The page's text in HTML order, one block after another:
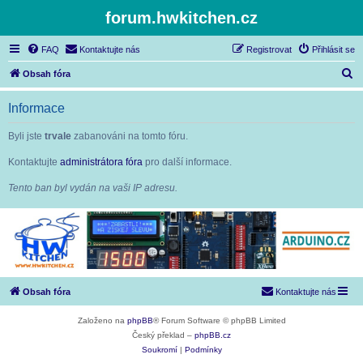
forum.hwkitchen.cz
FAQ Kontaktujte nás Přihlásit se
Registrovat
Obsah fóra
l
Informace
Byli jste trvale zabanováni na tomto fóru.
Kontaktujte administrátora fóra pro další informace.
Tento ban byl vydán na vaši IP adresu.
Obsah fóra Kontaktujte nás
Založeno na phpBB® Forum Software © phpBB Limited
Český překlad – phpBB.cz
Soukromí
Podmínky